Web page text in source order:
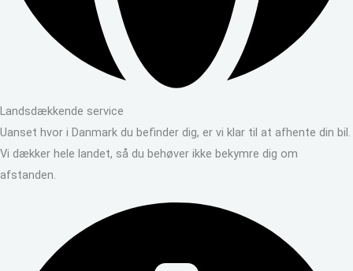
Landsdækkende service
Uanset hvor i Danmark du befinder dig, er vi klar til at afhente din bil.
Vi dækker hele landet, så du behøver ikke bekymre dig om
afstanden.